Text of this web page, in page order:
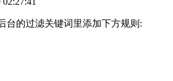
台的过滤关键词里添加下方规则: